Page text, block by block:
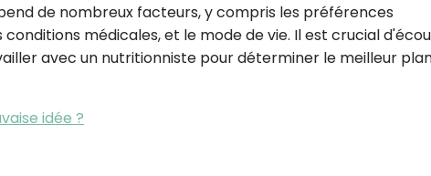
de nombreux facteurs, y compris les préférences
conditions médicales, et le mode de vie. Il est crucial
avec un nutritionniste pour déterminer le meilleur
idée ?